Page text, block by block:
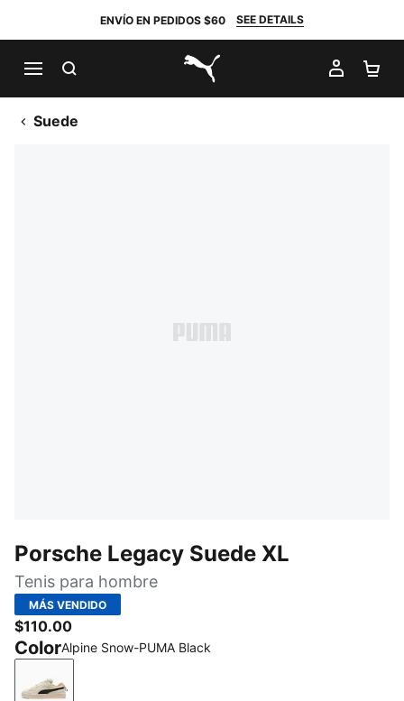
ENVÍO EN PEDIDOS $60 SEE DETAILS
PUMA.com
MI
Suede
Porsche Legacy Suede XL
Tenis para hombre
MÁS VENDIDO
$110.00
ColorAlpine Snow-PUMA Black